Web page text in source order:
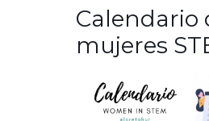
Calendario
mujeres